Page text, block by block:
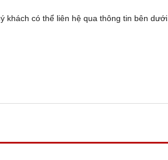
khách có thể liên hệ qua thông tin bên dưới.